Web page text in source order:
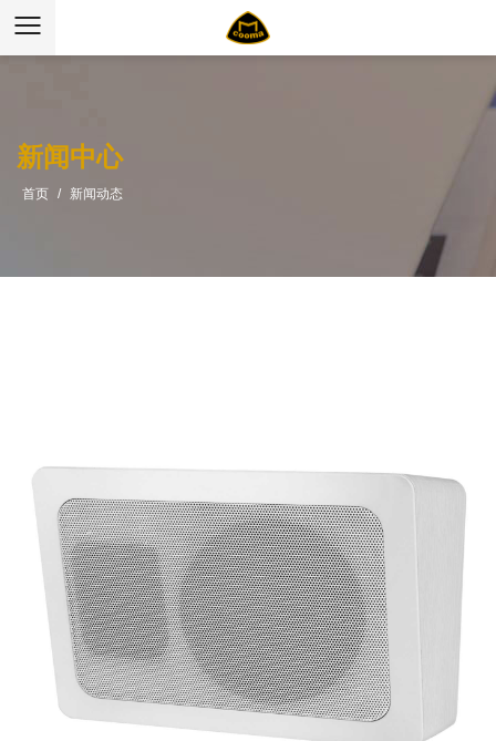
新闻中心
首页 / 新闻动态